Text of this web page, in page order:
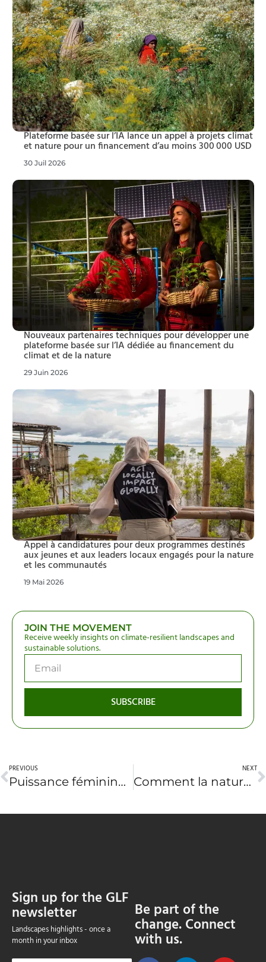
Plateforme basée sur l’IA lance un appel à projets climat
et nature pour un financement d’au moins 300 000 USD
30 Juil 2026
Nouveaux partenaires techniques pour développer une
plateforme basée sur l’IA dédiée au financement du
climat et de la nature
29 Juin 2026
Appel à candidatures pour deux programmes destinés
aux jeunes et aux leaders locaux engagés pour la nature
et les communautés
19 Mai 2026
JOIN THE MOVEMENT
Receive weekly insights on climate-resilient landscapes and
sustainable solutions.
SUBSCRIBE
PREVIOUS
Puissance féminine — 8 femmes verdissant la Terre en 2025
NEXT
Comment la nature peut-elle contribuer au développement actuel et futur de l’Afrique ?
Sign up for the GLF
newsletter
Landscapes highlights - once a
month in your inbox
Be part of the
change. Connect
with us.